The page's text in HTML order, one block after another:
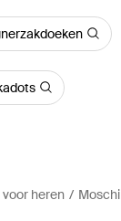
heren